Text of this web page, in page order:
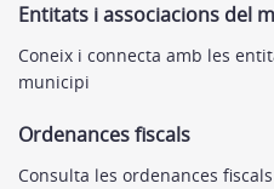
Entitats i associacions del
Coneix i connecta amb les
municipi
Ordenances fiscals
Consulta les ordenances